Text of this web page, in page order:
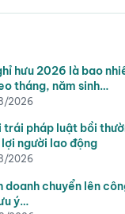
hưu 2026 là bao
tháng, năm sinh…
2026
trái pháp luật bồi
người lao động
2026
doanh chuyển lên
ý…